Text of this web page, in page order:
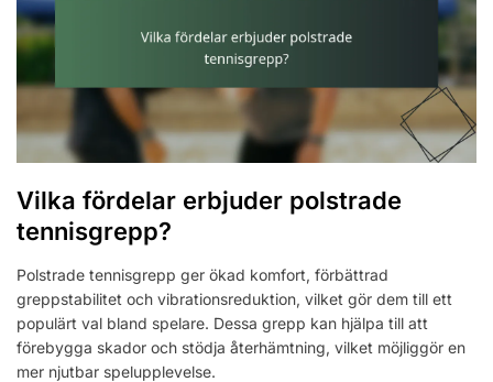
Vilka fördelar erbjuder polstrade
tennisgrepp?
Polstrade tennisgrepp ger ökad komfort, förbättrad
greppstabilitet och vibrationsreduktion, vilket gör dem till ett
populärt val bland spelare. Dessa grepp kan hjälpa till att
förebygga skador och stödja återhämtning, vilket möjliggör en
mer njutbar spelupplevelse.